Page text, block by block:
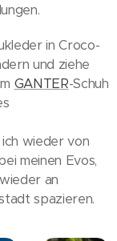
in Croco-
und ziehe
GANTER-Schuh
wieder von
meinen Evos,
an
spazieren.